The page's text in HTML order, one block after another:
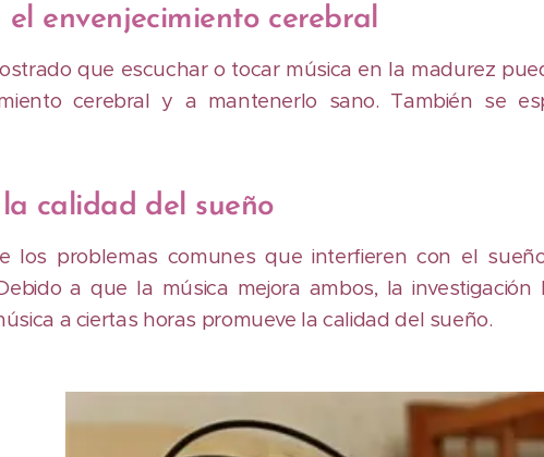
el envenjecimiento cerebral
que escuchar o tocar música en la madurez
cerebral y a mantenerlo sano. También se
calidad del sueño
los problemas comunes que interfieren con el
a que la música mejora ambos, la
a ciertas horas promueve la calidad del sueño.